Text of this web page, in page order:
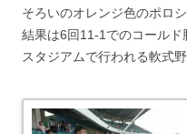
そろいのオレンジ色のポロ
結果は6回11-1でのコールド
スタジアムで行われる軟式